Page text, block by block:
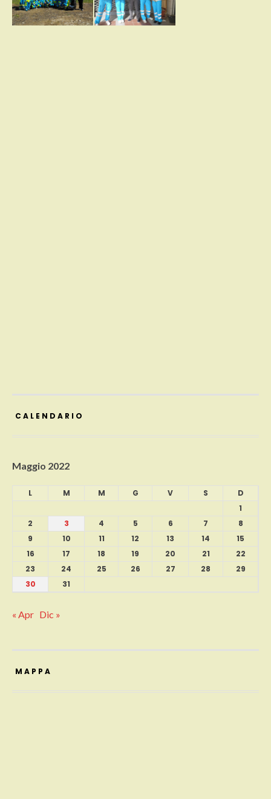
CALENDARIO
Maggio 2022
L M M G V S
D
1
2
3 4 5 6 7
8
9
10 11 12 13 14
15
16
17 18 19 20 21
22
23
24 25 26 27 28
29
30
31
« Apr Dic »
MAPPA